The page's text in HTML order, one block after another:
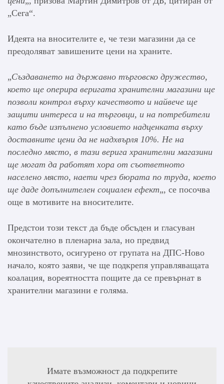
„Сега“.
Идеята на вносителите е, че тези магазини да се
преодоляват завишените цени на храните.
„Създаването на държавно търговско дружество,
което ще оперира веригата хранителни магазини ще
позволи контрол върху качеството и найвече ще
защити интереса и на търговци, и на потребители
като бъде изпълнено условието надценката върху
доставните цени да не надхвърля 10%. Не на
последно място, в тази верига хранителни магазини
ще могат да работят хора от съответното
населено място, наети чрез бюрата по труда, което
ще даде допълнителен социален ефект„, се посочва
още в мотивите на вносителите.
Предстои този текст да бъде обсъден и гласуван
окончателно в пленарна зала, но предвид
мнозинството, осигурено от групата на ДПС-Ново
начало, която заяви, че ще подкрепя управляващата
коалация, вореятността пощите да се превърнат в
хранителни магазини е голяма.
Имате възможност да подкрепите